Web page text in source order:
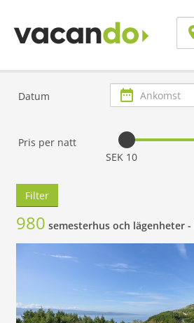
Datum Ankomst
Pris per natt
SEK 10
Filter
980 semesterhus och lägenheter -